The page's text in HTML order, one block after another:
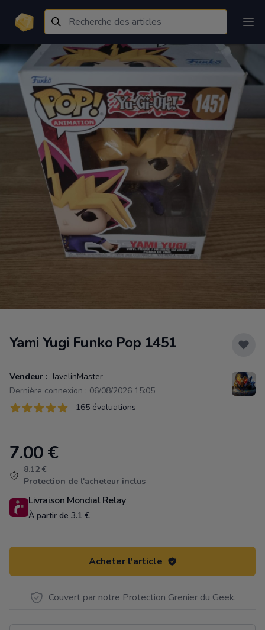
Yami Yugi Funko Pop 1451
Vendeur : JavelinMaster
Dernière connexion : 06/08/2026 15:05
Évaluations
165 sur 5 étoiles165 évaluations
Product information
7.00€
8.12 €
Protection de l'acheteur inclus
Livraison Mondial Relay
À partir de 3.1 €
Acheter l'article
Couvert par notre Protection Grenier du Geek.